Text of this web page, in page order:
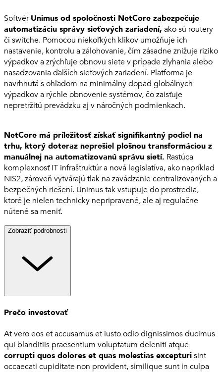
SoftvérUnimus od spoločnosti NetCore zabezpečuje
automatizáciu správy sieťových zariadení, ako sú routery
či switche. Pomocou niekoľkých klikov umožňuje ich
nastavenie, kontrolu a zálohovanie, čím zásadne znižuje riziko
výpadkov a zrýchľuje obnovu siete v prípade zlyhania alebo
nasadzovania ďalších sieťových zariadení. Platforma je
navrhnutá s ohľadom na minimálny dopad globálnych
výpadkov a rýchle obnovenie systémov, čo zaisťuje
nepretržitú prevádzku aj v náročných podmienkach.
NetCore má príležitosť získať signifikantný podiel na
trhu, ktorý doteraz neprešiel plošnou transformáciou z
manuálnej na automatizovanú správu sietí. Rastúca
komplexnosť IT infraštruktúr a nová legislatíva, ako napríklad
NIS2, zároveň vytvárajú tlak na zavádzanie centralizovaných a
bezpečných riešení. Unimus tak vstupuje do prostredia,
ktoré je nielen technicky nepripravené, ale aj regulačne
nútené sa meniť.
Zobraziť podrobnosti
Prečo investovať
At vero eos et accusamus et iusto odio dignissimos ducimus
qui blanditiis praesentium voluptatum deleniti atque
corrupti quos dolores et quas molestias excepturisint
occaecati cupiditate non provident, similique sunt in culpa